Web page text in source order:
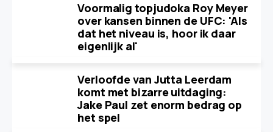
Voormalig topjudoka Roy Meyer
over kansen binnen de UFC: 'Als
dat het niveau is, hoor ik daar
eigenlijk al'
Verloofde van Jutta Leerdam
komt met bizarre uitdaging:
Jake Paul zet enorm bedrag op
het spel